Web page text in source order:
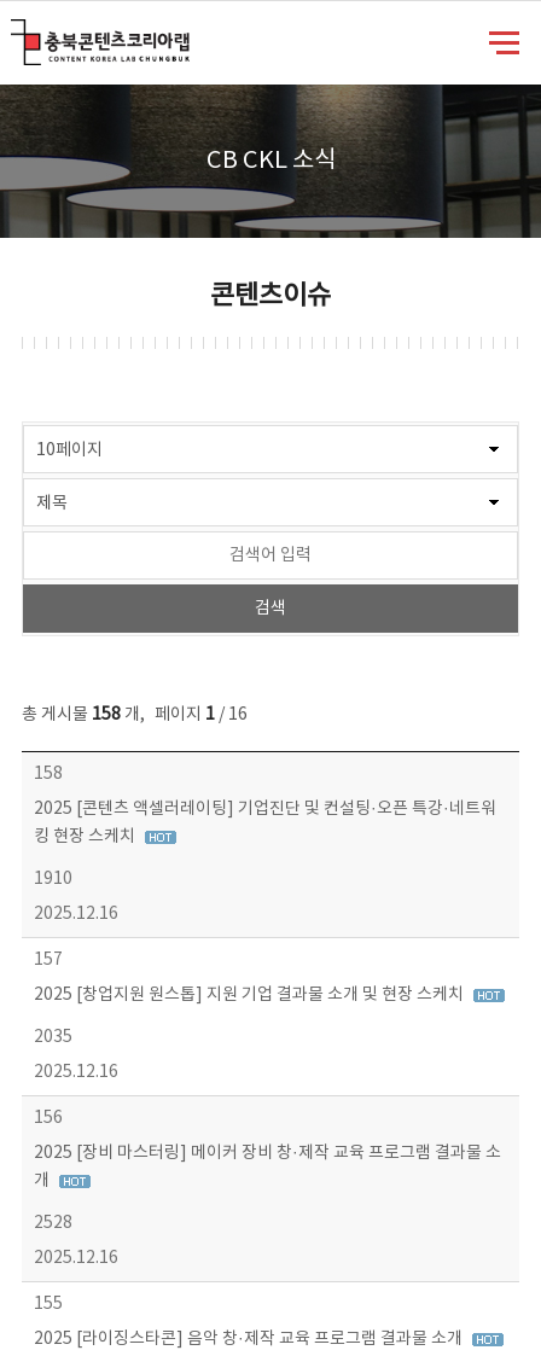
CB CKL 소식
콘텐츠이슈
총 게시물 158개, 페이지 1/ 16
콘텐츠이슈 목록 - 번호, 제목, 작성자, 파일, 조회수, 작성일 정보 제공
158
2025 [콘텐츠 액셀러레이팅] 기업진단 및 컨설팅·오픈 특강·네트워
킹 현장 스케치
1910
2025.12.16
157
2025 [창업지원 원스톱] 지원 기업 결과물 소개 및 현장 스케치
2035
2025.12.16
156
2025 [장비 마스터링] 메이커 장비 창·제작 교육 프로그램 결과물 소
개
2528
2025.12.16
155
2025 [라이징스타콘] 음악 창·제작 교육 프로그램 결과물 소개